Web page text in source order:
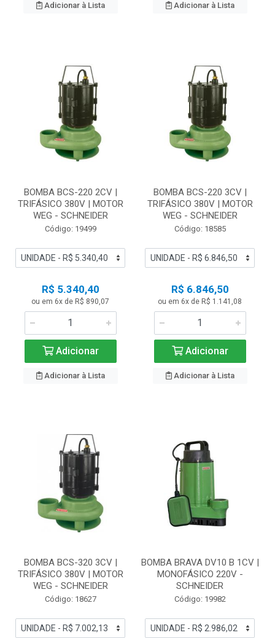
Adicionar à Lista Adicionar à Lista
BOMBA BCS-220 2CV |
TRIFÁSICO 380V | MOTOR
WEG - SCHNEIDER
Código: 19499
R$ 5.340,40
ou em 6x de R$ 890,07
Adicionar
Adicionar à Lista
BOMBA BCS-220 3CV |
TRIFÁSICO 380V | MOTOR
WEG - SCHNEIDER
Código: 18585
R$ 6.846,50
ou em 6x de R$ 1.141,08
Adicionar
Adicionar à Lista
BOMBA BCS-320 3CV |
TRIFÁSICO 380V | MOTOR
WEG - SCHNEIDER
Código: 18627
BOMBA BRAVA DV10 B 1CV |
MONOFÁSICO 220V -
SCHNEIDER
Código: 19982